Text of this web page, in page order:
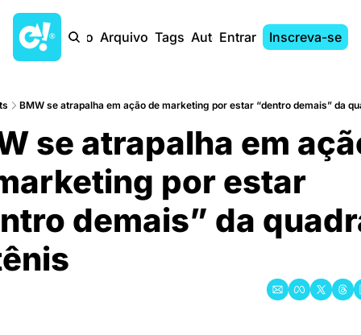
Início Arquivo Tags AutoresEntrar Inscreva-se
BMW se atrapalha em ação de marketing por estar “dentro demais” da
se atrapalha em
por estar
demais” da